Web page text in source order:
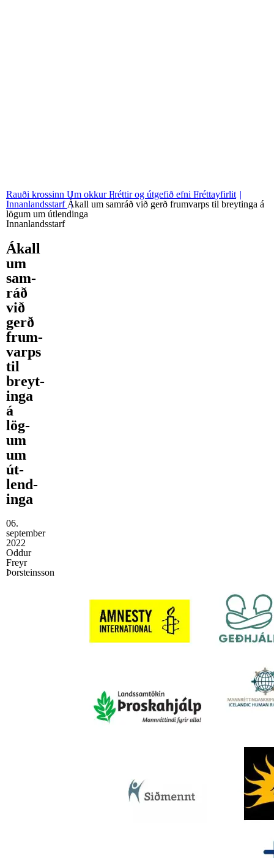
Rauði krossinn Um okkurFréttir og útgefið efni Fréttayfirlit
Innanlandsstarf Ákall um samráð við gerð frumvarps til breytinga á
lögum um útlendinga
Innanlandsstarf
Ákall
um
sam­
ráð
við
gerð
frum­
varps
til
breyt­
inga
á
lög­
um
um
út­
lend­
inga
06.
september
2022
Oddur
Freyr
Þorsteinsson